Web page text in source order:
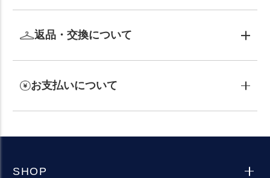
返品・交換について
お支払いについて
SHOP